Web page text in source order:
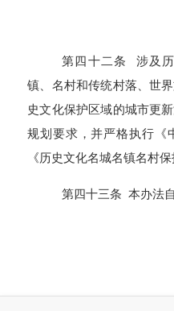
第四十二条 涉及
镇、名村和传统村落、世
史文化保护区域的城市更
规划要求，并严格执行《
《历史文化名城名镇名村
第四十三条 本办法